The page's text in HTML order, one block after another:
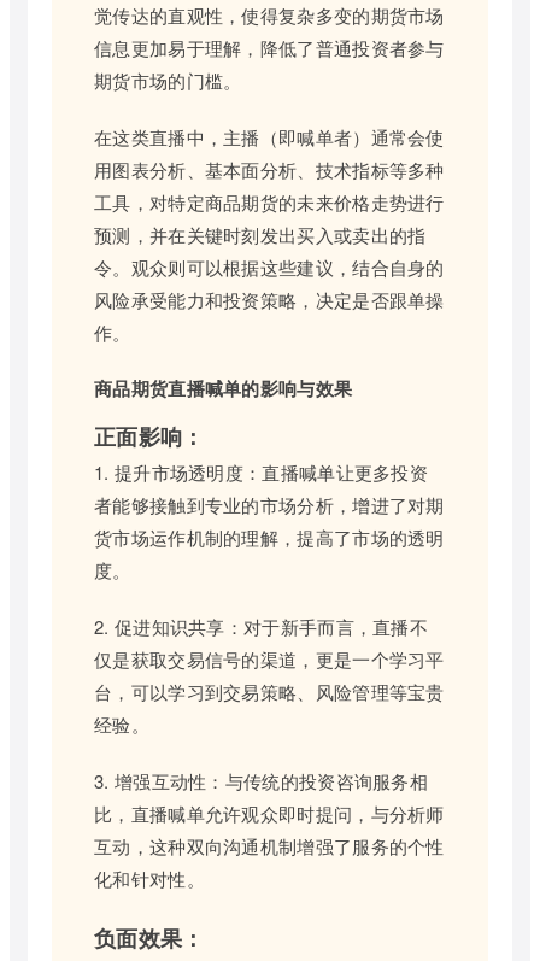
觉传达的直观性，使得复杂多变的期货市场
信息更加易于理解，降低了普通投资者参与
期货市场的门槛。
在这类直播中，主播（即喊单者）通常会使
用图表分析、基本面分析、技术指标等多种
工具，对特定商品期货的未来价格走势进行
预测，并在关键时刻发出买入或卖出的指
令。观众则可以根据这些建议，结合自身的
风险承受能力和投资策略，决定是否跟单操
作。
商品期货直播喊单的影响与效果
正面影响：
1. 提升市场透明度：直播喊单让更多投资
者能够接触到专业的市场分析，增进了对期
货市场运作机制的理解，提高了市场的透明
度。
2. 促进知识共享：对于新手而言，直播不
仅是获取交易信号的渠道，更是一个学习平
台，可以学习到交易策略、风险管理等宝贵
经验。
3. 增强互动性：与传统的投资咨询服务相
比，直播喊单允许观众即时提问，与分析师
互动，这种双向沟通机制增强了服务的个性
化和针对性。
负面效果：